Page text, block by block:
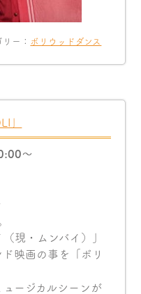
ー： ボリウッドダンス
」
〜
現・ムンバイ）」
映画の事を「ボリ
ージカルシーンが